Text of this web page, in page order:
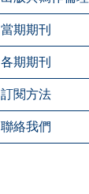
當期期刊
各期期刊
訂閱方法
聯絡我們